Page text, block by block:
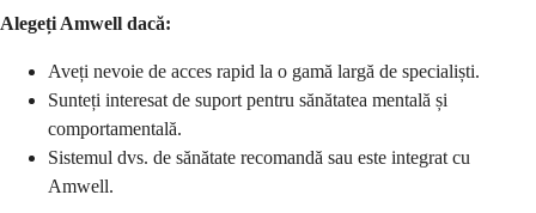
Alegeți Amwell dacă:
Aveți nevoie de acces rapid la o gamă largă de specialiști.
Sunteți interesat de suport pentru sănătatea mentală și
comportamentală.
Sistemul dvs. de sănătate recomandă sau este integrat cu
Amwell.